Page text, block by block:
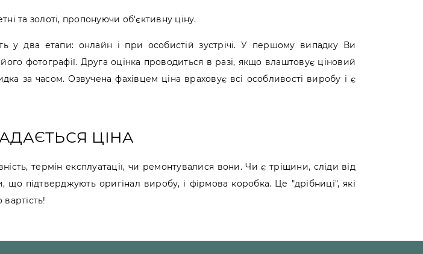
та золоті, пропонуючи об'єктивну ціну.
у два етапи: онлайн і при особистій зустрічі. У першому випадку Ви
фотографії. Друга оцінка проводиться в разі, якщо влаштовує ціновий
за часом. Озвучена фахівцем ціна враховує всі особливості виробу і є
ЦІНА
термін експлуатації, чи ремонтувалися вони. Чи є тріщини, сліди від
підтверджують оригінал виробу, і фірмова коробка. Це "дрібниці", які